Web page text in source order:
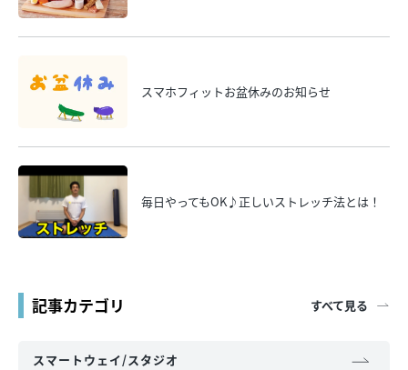
スマホフィットお盆休みのお知らせ
毎日やってもOK♪正しいストレッチ法とは！
記事カテゴリ すべて見る
スマートウェイ/スタジオ